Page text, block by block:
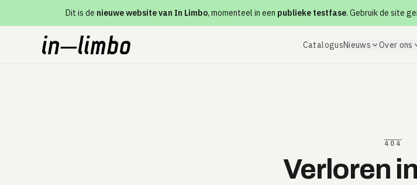
Dit is de nieuwe website van In Limbo, momenteel in een publieke testfase. Gebruik de site
CatalogusNieuws Over ons
404
Verloren